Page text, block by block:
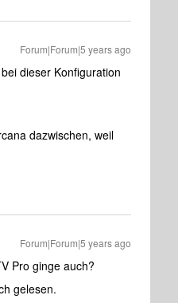
Forum|Forum|5 years ago
dieser Konfiguration
dazwischen, weil
Forum|Forum|5 years ago
Pro ginge auch?
gelesen.